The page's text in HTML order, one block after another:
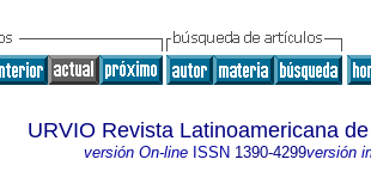
URVIO Revista Latinoamericana
versión On-lineISSN 1390-4299versión